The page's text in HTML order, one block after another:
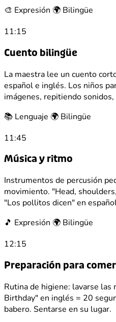
🎨 Expresión 🌍 Bilingüe
11:15
Cuento bilingüe
La maestra lee un cuento
español e inglés. Los niños
imágenes, repitiendo
📚 Lenguaje 🌍 Bilingüe
11:45
Música y ritmo
Instrumentos de percusión
movimiento. "Head,
"Los pollitos dicen" en
🎵 Expresión 🌍 Bilingüe
12:15
Preparación para comer
Rutina de higiene: lavarse las
Birthday" en inglés = 20
babero. Sentarse en su lugar.